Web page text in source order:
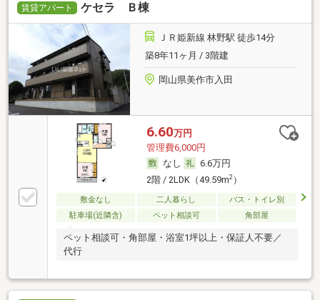
賃貸アパート ケセラ Ｂ棟
ＪＲ姫新線 林野駅 徒歩14分
築8年11ヶ月 / 3階建
岡山県美作市入田
6.60万円
管理費6,000円
なし
6.6万円
2階 / 2LDK（49.59m2）
敷金なし 二人暮らし
バス・トイレ別
駐車場(近隣含)
ペット相談可 角部屋
ペット相談可・角部屋・浴室1坪以上・保証人不要／
代行